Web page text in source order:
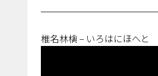
椎名林檎 – いろはにほへと